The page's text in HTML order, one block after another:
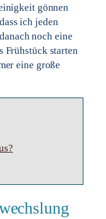
gönnen
ich jeden
noch eine
Frühstück starten
eine große